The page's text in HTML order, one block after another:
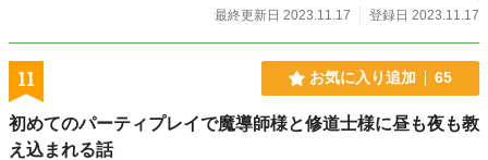
最終更新日 2023.11.17
登録日 2023.11.17
11 お気に入り追加 65
初めてのパーティプレイで魔導師様と修道士様に昼も夜も教
え込まれる話